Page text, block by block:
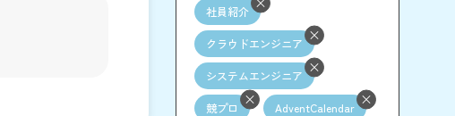
社員紹介
クラウドエンジニア
システムエンジニア
競プロ AdventCalendar